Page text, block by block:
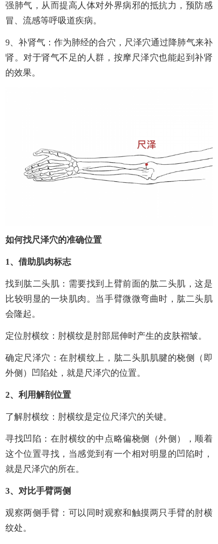
强肺气，从而提高人体对外界病邪的抵抗力，预防感
冒、流感等呼吸道疾病。
9、补肾气：作为肺经的合穴，尺泽穴通过降肺气来补
肾。对于肾气不足的人群，按摩尺泽穴也能起到补肾
的效果。
如何找尺泽穴的准确位置
1、借助肌肉标志
找到肱二头肌：需要找到上臂前面的肱二头肌，这是
比较明显的一块肌肉。当手臂微微弯曲时，肱二头肌
会隆起。
定位肘横纹：肘横纹是肘部屈伸时产生的皮肤褶皱。
确定尺泽穴：在肘横纹上，肱二头肌肌腱的桡侧（即
外侧）凹陷处，就是尺泽穴的位置。
2、利用解剖位置
了解肘横纹：肘横纹是定位尺泽穴的关键。
寻找凹陷：在肘横纹的中点略偏桡侧（外侧），顺着
这个位置寻找，当感觉到有一个相对明显的凹陷时，
就是尺泽穴的所在。
3、对比手臂两侧
观察两侧手臂：可以同时观察和触摸两只手臂的肘横
纹处。